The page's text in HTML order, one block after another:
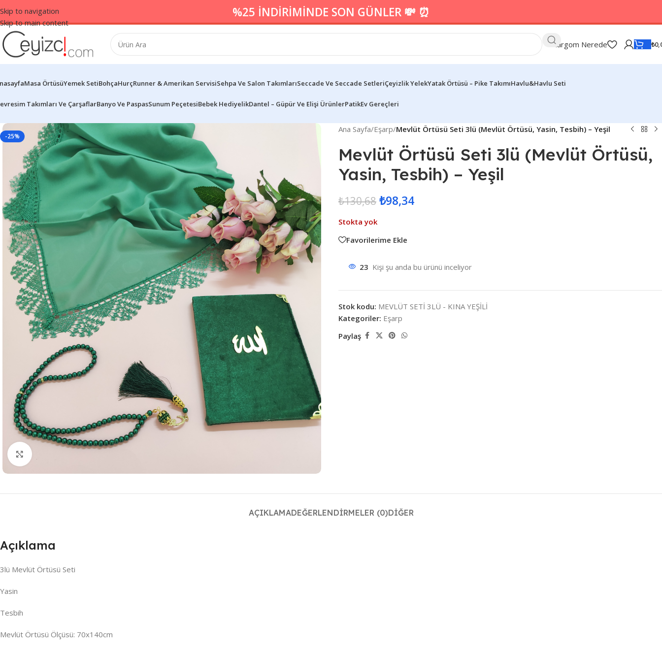
Skip to navigation
Skip to main content
%25 İNDİRİMİNDE SON GÜNLER 💸 ⏰
Kargom Nerede ₺
Masa ÖrtüsüYemek SetiBohçaHurçRunner & Amerikan ServisiSehpa Ve Salon TakımlarıSeccade Ve Seccade SetleriÇeyizlik YelekYatak Örtüsü – Pike TakımıHavlu&Havlu Seti
Takımları Ve ÇarşaflarBanyo Ve PaspasSunum PeçetesiBebek HediyelikDantel – Güpür Ve Elişi ÜrünlerPatikEv Gereçleri
-25%
Ana Sayfa/Eşarp/Mevlüt Örtüsü Seti 3lü (Mevlüt Örtüsü, Yasin, Tesbih) – Yeşil
Mevlüt Örtüsü Seti 3lü (Mevlüt Örtüsü,
Yasin, Tesbih) – Yeşil
₺130,68 ₺98,34
Stokta yok
Favorilerime Ekle
23 Kişi şu anda bu ürünü inceliyor
Stok kodu: MEVLÜT SETİ 3LÜ - KINA YEŞİLİ
Kategoriler: Eşarp
Paylaş
AÇIKLAMADEĞERLENDIRMELER (0)DIĞER
Açıklama
3lü Mevlüt Örtüsü Seti
Yasin
Tesbih
Mevlüt Örtüsü Ölçüsü: 70x140cm